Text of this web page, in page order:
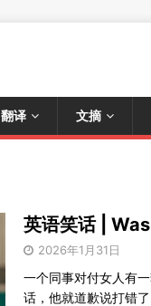
翻译 文摘
英语笑话 |
2026年1月31日
一个同事对付女人有
话，他就道歉说打错